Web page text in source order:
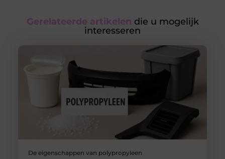
Gerelateerde artikelen die u mogelijk
interesseren
De eigenschappen van polypropyleen